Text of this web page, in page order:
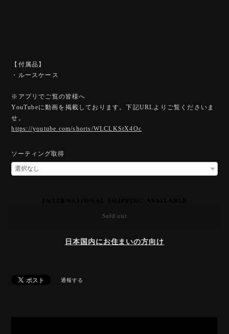
【付属品】
・ルースケース
※アプリでご覧の皆様へ
YouTubeに動画を掲載しております。下記URLよりご覧くださいま
せ。
https://youtube.com/shorts/WLCLKStX4Oc
ソーティング取得
Sold out
日本国内にお住まいの方向け
通報する